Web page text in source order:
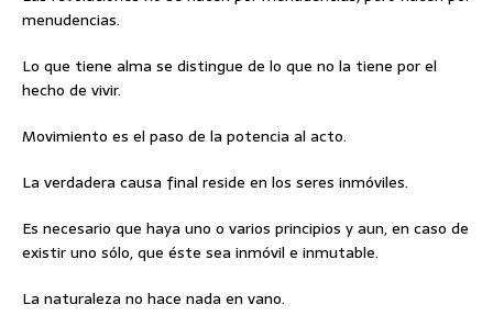
menudencias.
Lo que tiene alma se distingue de lo que no la tiene por el
hecho de vivir.
Movimiento es el paso de la potencia al acto.
La verdadera causa final reside en los seres inmóviles.
Es necesario que haya uno o varios principios y aun, en caso de
existir uno sólo, que éste sea inmóvil e inmutable.
La naturaleza no hace nada en vano.